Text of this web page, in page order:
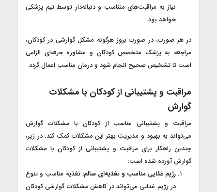
نیاز به مراقبت‌های متناسب و دنباله‌دار توسط تیم پزشکی
خواهد بود.
در هر صورت، در صورت بروز هرگونه مشکل گوارشی در کودکان،
مراجعه به پزشک متخصص کودکان و مشاوره حرفه‌ای الزامی
است تا تشخیص صحیح انجام شود و درمان مناسب اعمال گردد.
مراقبت و پشتیبانی از کودکان با مشکلات
گوارش
مراقبت و پشتیبانی مناسب از کودکان با مشکلات گوارش
می‌تواند به بهبود و مدیریت بهتر این مشکلات کمک کند. در زیر،
چندین راهکار برای مراقبت و پشتیبانی از کودکان با مشکلات
گوارش آورده شده است:
رژیم غذایی مناسب و تغذیه‌ای سالم: تغذیه مناسب و تنوع
در رژیم غذایی می‌تواند در کاهش مشکلات گوارشی کودکان